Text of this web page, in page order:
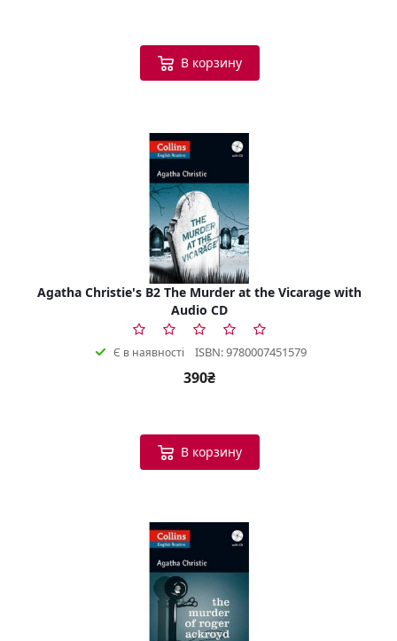
В корзину
Agatha Christie's B2 The Murder at the Vicarage with
Audio CD
Є в наявності ISBN: 9780007451579
390₴
В корзину